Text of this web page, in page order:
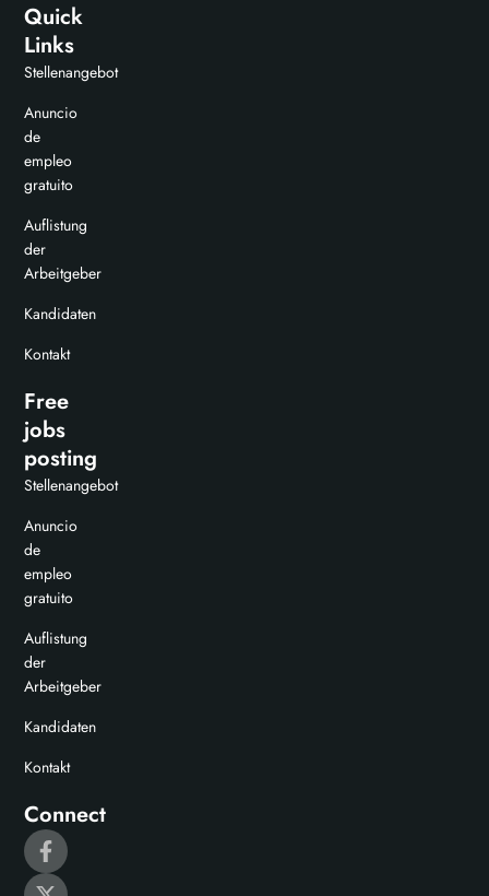
Quick
Links
Stellenangebot
Anuncio
de
empleo
gratuito
Auflistung
der
Arbeitgeber
Kandidaten
Kontakt
Free
jobs
posting
Stellenangebot
Anuncio
de
empleo
gratuito
Auflistung
der
Arbeitgeber
Kandidaten
Kontakt
Connect